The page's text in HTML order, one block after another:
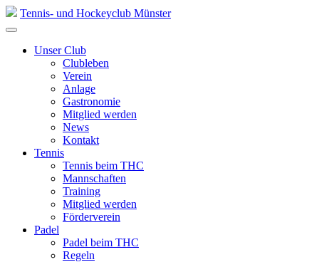
SkipTennis- und Hockeyclub Münster
Unser Club
Clubleben
Verein
Anlage
Gastronomie
Mitglied werden
News
Kontakt
Tennis
Tennis beim THC
Mannschaften
Training
Mitglied werden
Förderverein
Padel
Padel beim THC
Regeln